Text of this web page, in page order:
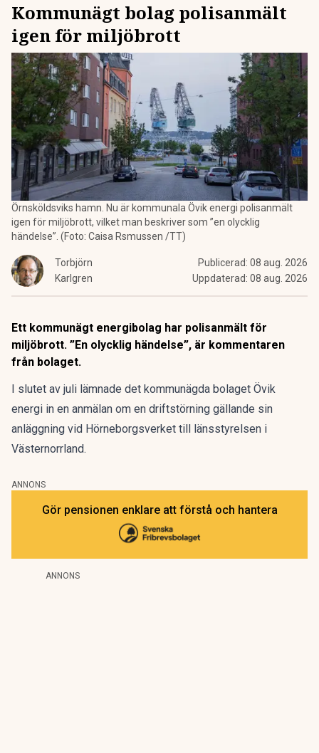
Kommunägt bolag polisanmält
igen för miljöbrott
Örnsköldsviks hamn. Nu är kommunala Övik energi polisanmält
igen för miljöbrott, vilket man beskriver som ”en olycklig
händelse”. (Foto: Caisa Rsmussen /TT)
Torbjörn
Karlgren
Publicerad: 08 aug. 2026
Uppdaterad: 08 aug. 2026
Ett kommunägt energibolag har polisanmält för
miljöbrott. ”En olycklig händelse”, är kommentaren
från bolaget.
I slutet av juli lämnade det kommunägda bolaget Övik
energi in en anmälan om en driftstörning gällande sin
anläggning vid Hörneborgsverket till länsstyrelsen i
Västernorrland.
ANNONS
Gör pensionen enklare att förstå och hantera
ANNONS